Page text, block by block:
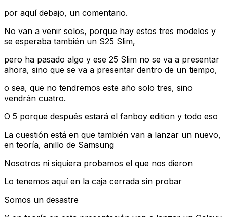
por aquí debajo, un comentario.
No van a venir solos, porque hay estos tres modelos y
se esperaba también un S25 Slim,
pero ha pasado algo y ese 25 Slim no se va a presentar
ahora, sino que se va a presentar dentro de un tiempo,
o sea, que no tendremos este año solo tres, sino
vendrán cuatro.
O 5 porque después estará el fanboy edition y todo eso
La cuestión está en que también van a lanzar un nuevo,
en teoría, anillo de Samsung
Nosotros ni siquiera probamos el que nos dieron
Lo tenemos aquí en la caja cerrada sin probar
Somos un desastre